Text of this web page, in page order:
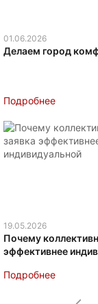
01.06.2026
Делаем город
Подробнее
19.05.2026
Почему
эффективнее
Подробнее